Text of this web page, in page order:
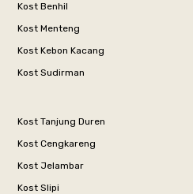
Kost Benhil
Kost Menteng
Kost Kebon Kacang
Kost Sudirman
Kost Tanjung Duren
Kost Cengkareng
Kost Jelambar
Kost Slipi